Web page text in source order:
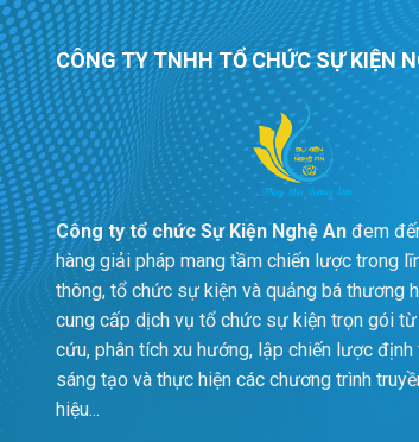
CÔNG TY TNHH TỔ CHỨC SỰ KIỆN
Công ty tổ chức Sự Kiện Nghệ An đem
hàng giải pháp mang tầm chiến lược trong
thông, tổ chức sự kiện và quảng bá thương
cung cấp dịch vụ tổ chức sự kiện trọn gói
cứu, phân tích xu hướng, lập chiến lược
sáng tạo và thực hiện các chương trình
hiệu...